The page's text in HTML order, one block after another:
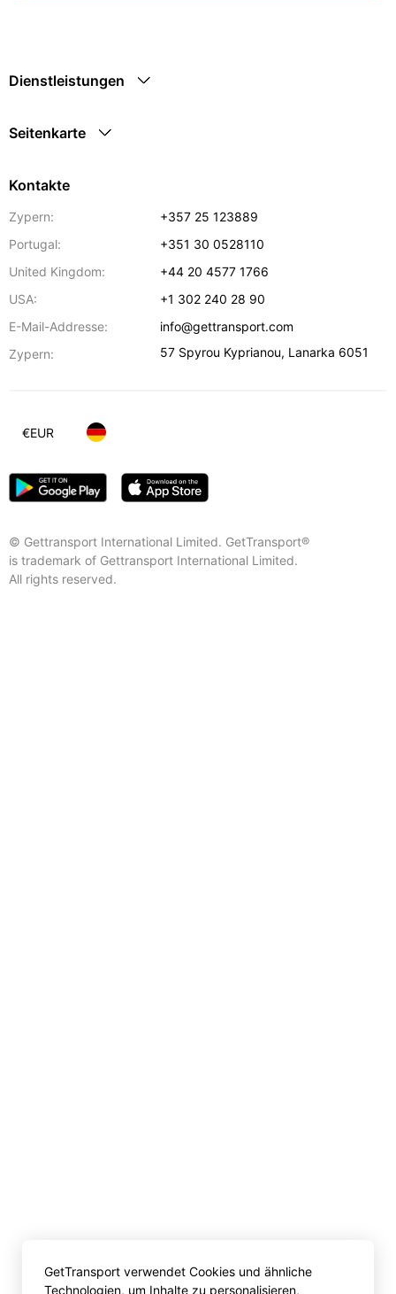
Dienstleistungen
Seitenkarte
Kontakte
Zypern:
+357 25 123889
Portugal:
+351 30 0528110
United Kingdom:
+44 20 4577 1766
USA:
+1 302 240 28 90
E-Mail-Addresse:
info@gettransport.com
Zypern:
57 Spyrou Kyprianou, Lanarka 6051
© Gettransport International Limited. GetTransport®
is trademark of Gettransport International Limited.
All rights reserved.
€EUR
GetTransport verwendet Cookies und ähnliche
Technologien, um Inhalte zu personalisieren,